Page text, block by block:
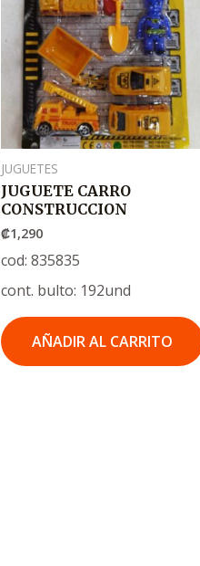
JUGUETES
JUGUETE CARRO
CONSTRUCCION
₡1,290
cod: 835835
cont. bulto: 192und
AÑADIR AL CARRITO